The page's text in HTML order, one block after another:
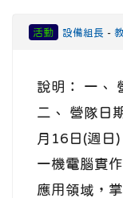
活動 設備組長 -
說明： 一、
二、 營隊日
月16日(週日
一機電腦實
應用領域，